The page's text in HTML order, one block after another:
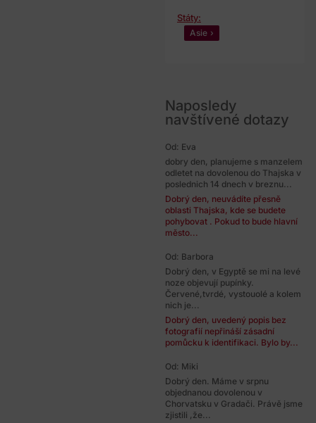
Státy:
Asie
Naposledy
navštívené dotazy
Od: Eva
dobry den, planujeme s manzelem
odletet na dovolenou do Thajska v
poslednich 14 dnech v breznu...
Dobrý den, neuvádíte přesně
oblasti Thajska, kde se budete
pohybovat . Pokud to bude hlavní
město...
Od: Barbora
Dobrý den, v Egyptě se mi na levé
noze objevují pupínky.
Červené,tvrdé, vystouolé a kolem
nich je...
Dobrý den, uvedený popis bez
fotografií nepřináší zásadní
pomůcku k identifikaci. Bylo by...
Od: Miki
Dobrý den. Máme v srpnu
objednanou dovolenou v
Chorvatsku v Gradači. Právě jsme
zjistili ,že...